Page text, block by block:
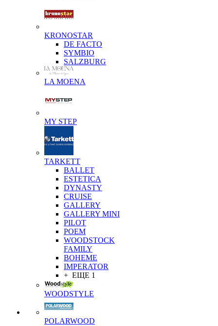
KRONOSTAR
DE FACTO
SYMBIO
SALZBURG
LA MOENA
MY STEP
TARKETT
BALLET
ESTETICA
DYNASTY
CRUISE
GALLERY
GALLERY MINI
PILOT
POEM
WOODSTOCK
FAMILY
BOHEME
IMPERATOR
+ ЕЩЕ 1
WOODSTYLE
POLARWOOD